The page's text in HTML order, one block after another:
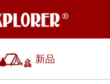
新品